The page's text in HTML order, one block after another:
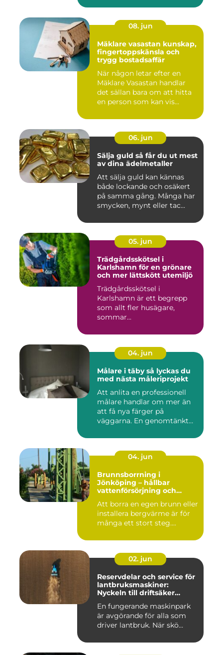
08. jun
Mäklare vasastan kunskap,
fingertoppskänsla och
trygg bostadsaffär
När någon letar efter en
Mäklare Vasastan handlar
det sällan bara om att hitta
en person som kan vis...
06. jun
Sälja guld så får du ut mest
av dina ädelmetaller
Att sälja guld kan kännas
både lockande och osäkert
på samma gång. Många har
smycken, mynt eller tac...
05. jun
Trädgårdsskötsel i
Karlshamn för en grönare
och mer lättskött utemiljö
Trädgårdsskötsel i
Karlshamn är ett begrepp
som allt fler husägare,
sommar...
04. jun
Målare i täby så lyckas du
med nästa måleriprojekt
Att anlita en professionell
målare handlar om mer än
att få nya färger på
väggarna. En genomtänkt
04. jun
Brunnsborrning i
Jönköping – hållbar
vattenförsörjning och
Att borra en egen brunn eller
installera bergvärme är för
många ett stort steg....
02. jun
Reservdelar och service för
lantbruksmaskiner:
Nyckeln till driftsäker
En fungerande maskinpark
är avgörande för alla som
driver lantbruk. När skö...